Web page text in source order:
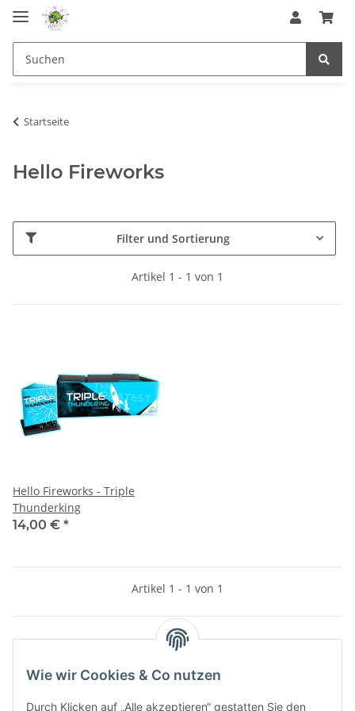
Startseite
Hello Fireworks
Filter und Sortierung
Artikel 1 - 1 von 1
Hello Fireworks - Triple
Thunderking
14,00 € *
Artikel 1 - 1 von 1
Kategorien
Wie wir Cookies & Co nutzen
Durch Klicken auf „Alle akzeptieren“ gestatten Sie den